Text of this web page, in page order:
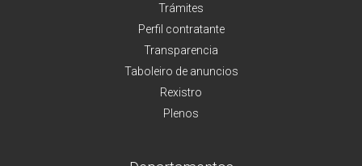
Trámites
Perfil contratante
Transparencia
Taboleiro de anuncios
Rexistro
Plenos